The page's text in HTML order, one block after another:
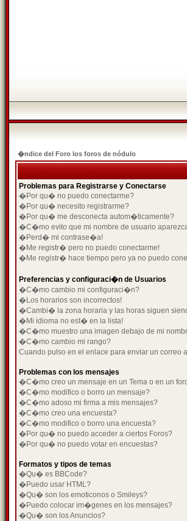
�ndice del Foro los foros de nódulo
Problemas para Registrarse y Conectarse
�Por qu� no puedo conectarme?
�Por qu� necesito registrarme?
�Por qu� me desconecta autom�ticamente?
�C�mo evito que mi nombre de usuario
�Perd� mi contrase�a!
�Me registr� pero no puedo conectarme!
�Me registr� hace tiempo pero ya no puedo
Preferencias y configuraci�n de Usuarios
�C�mo cambio mi configuraci�n?
�Los horarios son incorrectos!
�Cambi� la zona horaria y las horas siguen
�Mi idioma no est� en la lista!
�C�mo muestro una imagen debajo de mi
�C�mo cambio mi rango?
Cuando pulso en el enlace para enviar un
Problemas con los mensajes
�C�mo creo un mensaje en un Tema o en un
�C�mo modifico o borro un mensaje?
�C�mo adoso mi firma a mis mensajes?
�C�mo creo una encuesta?
�C�mo modifico o borro una encuesta?
�Por qu� no puedo acceder a ciertos Foros?
�Por qu� no puedo votar en encuestas?
Formatos y tipos de temas
�Qu� es BBCode?
�Puedo usar HTML?
�Qu� son los emoticonos o Smileys?
�Puedo colocar im�genes en los mensajes?
�Qu� son los Anuncios?